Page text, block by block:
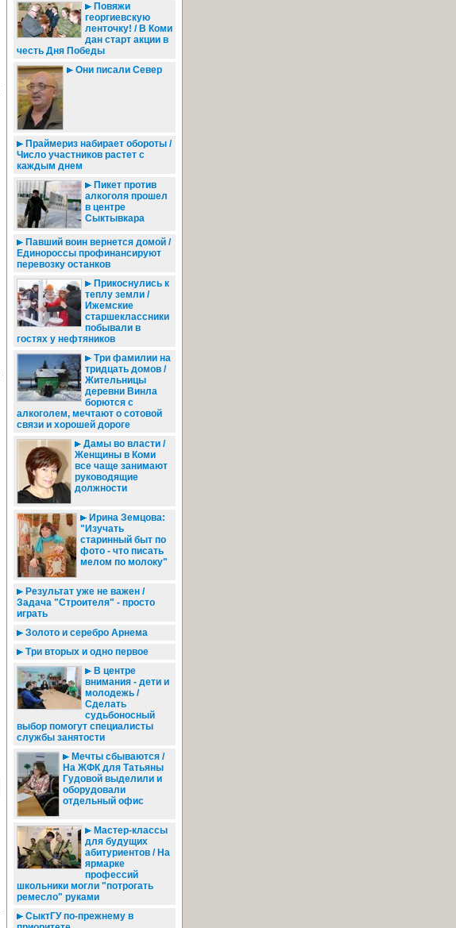
Повяжи
георгиевскую
ленточку! / В Коми
дан старт акции в
честь Дня Победы
Они писали Север
Праймериз набирает обороты /
Число участников растет с
каждым днем
Пикет против
алкоголя прошел
в центре
Сыктывкара
Павший воин вернется домой /
Единороссы профинансируют
перевозку останков
Прикоснулись к
теплу земли /
Ижемские
старшеклассники
побывали в
гостях у нефтяников
Три фамилии на
тридцать домов /
Жительницы
деревни Винла
борются с
алкоголем, мечтают о сотовой
связи и хорошей дороге
Дамы во власти /
Женщины в Коми
все чаще занимают
руководящие
должности
Ирина Земцова:
"Изучать
старинный быт по
фото - что писать
мелом по молоку"
Результат уже не важен /
Задача "Строителя" - просто
играть
Золото и серебро Арнема
Три вторых и одно первое
В центре
внимания - дети и
молодежь /
Сделать
судьбоносный
выбор помогут специалисты
службы занятости
Мечты сбываются /
На ЖФК для Татьяны
Гудовой выделили и
оборудовали
отдельный офис
Мастер-классы
для будущих
абитуриентов / На
ярмарке
профессий
школьники могли "потрогать
ремесло" руками
СыктГУ по-прежнему в